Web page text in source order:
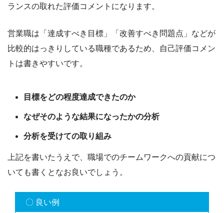
ランスの取れた評価コメントになります。
営業職は「達成すべき目標」「改善すべき問題点」などが
比較的はっきりしている職種であるため、自己評価コメン
トは書きやすいです。
目標をどの程度達成できたのか
なぜそのような結果になったかの分析
分析を受けての取り組み
上記を書いたうえで、職場でのチームワークへの貢献につ
いても書くとなお良いでしょう。
〇 良い例